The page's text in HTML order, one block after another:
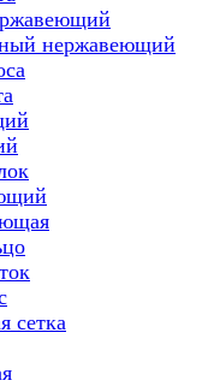
нержавеющий
сетка